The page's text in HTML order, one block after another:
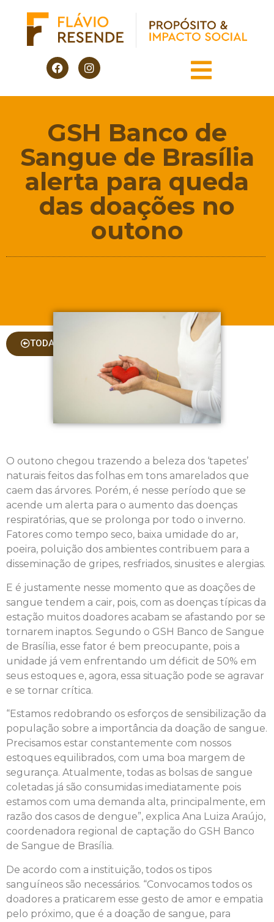
GSH Banco de
Sangue de Brasília
alerta para queda
das doações no
outono
TODAS AS COLUNAS
O outono chegou trazendo a beleza dos ‘tapetes’
naturais feitos das folhas em tons amarelados que
caem das árvores. Porém, é nesse período que se
acende um alerta para o aumento das doenças
respiratórias, que se prolonga por todo o inverno.
Fatores como tempo seco, baixa umidade do ar,
poeira, poluição dos ambientes contribuem para a
disseminação de gripes, resfriados, sinusites e alergias.
E é justamente nesse momento que as doações de
sangue tendem a cair, pois, com as doenças típicas da
estação muitos doadores acabam se afastando por se
tornarem inaptos. Segundo o GSH Banco de Sangue
de Brasília, esse fator é bem preocupante, pois a
unidade já vem enfrentando um déficit de 50% em
seus estoques e, agora, essa situação pode se agravar
e se tornar crítica.
“Estamos redobrando os esforços de sensibilização da
população sobre a importância da doação de sangue.
Precisamos estar constantemente com nossos
estoques equilibrados, com uma boa margem de
segurança. Atualmente, todas as bolsas de sangue
coletadas já são consumidas imediatamente pois
estamos com uma demanda alta, principalmente, em
razão dos casos de dengue”, explica Ana Luiza Araújo,
coordenadora regional de captação do GSH Banco
de Sangue de Brasília.
De acordo com a instituição, todos os tipos
sanguíneos são necessários. “Convocamos todos os
doadores a praticarem esse gesto de amor e empatia
pelo próximo, que é a doação de sangue, para